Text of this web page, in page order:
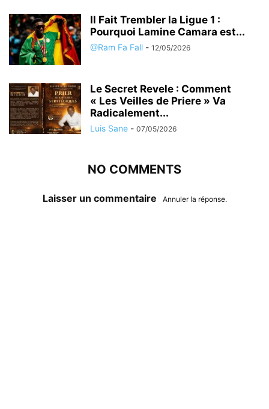
Il Fait Trembler la Ligue 1 :
Pourquoi Lamine Camara est...
@Ram Fa Fall - 12/05/2026
Le Secret Revele : Comment
« Les Veilles de Priere » Va
Radicalement...
Luis Sane - 07/05/2026
NO COMMENTS
Laisser un commentaire Annuler la réponse.